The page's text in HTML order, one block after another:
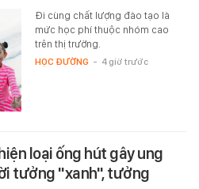
Đi cùng chất lượng đào tạo là
mức học phí thuộc nhóm cao
trên thị trường.
HỌC ĐƯỜNG - 4 giờ trước
loại ống hút gây ung
tưởng "xanh", tưởng